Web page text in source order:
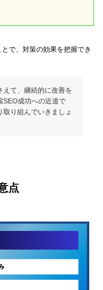
で、対策の効果を把握でき
えて、継続的に改善を
SEO成功への近道で
取り組んでいきましょ
点